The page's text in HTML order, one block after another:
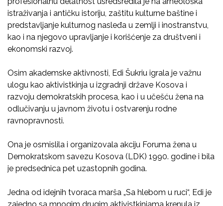
istraživanja i antičku istoriju, zaštitu kulturne baštine i
predstavljanje kulturnog nasleđa u zemlji i inostranstvu,
kao i na njegovo upravljanje i korišćenje za društveni i
ekonomski razvoj.
Osim akademske aktivnosti, Edi Šukriu igrala je važnu
ulogu kao aktivistkinja u izgradnji države Kosova i
razvoju demokratskih procesa, kao i u učešću žena na
odlučivanju u javnom životu i ostvarenju rodne
ravnopravnosti.
Ona je osmislila i organizovala akciju Foruma žena u
Demokratskom savezu Kosova (LDK) 1990. godine i bila
je predsednica pet uzastopnih godina.
Jedna od idejnih tvoraca marša „Sa hlebom u ruci“, Edi je